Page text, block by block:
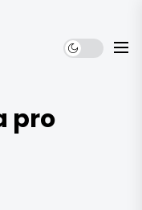
pro